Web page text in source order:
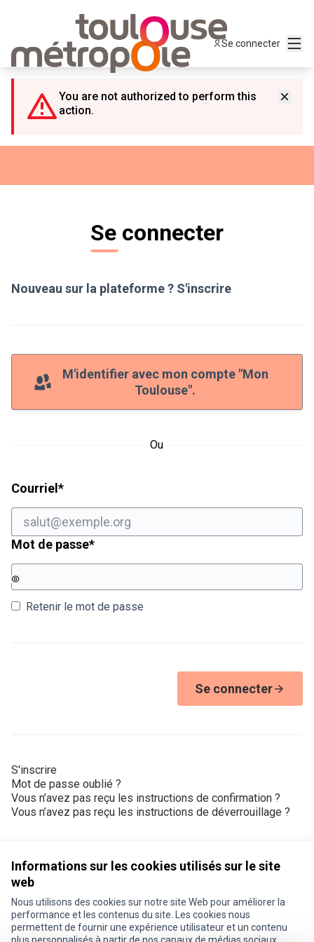
Informations sur les cookies utilisés sur le site
web
Nous utilisons des cookies sur notre site Web pour améliorer la
performance et les contenus du site. Les cookies nous
permettent de fournir une expérience utilisateur et un contenu
Se connecter
You are not authorized to perform this
action.
Se connecter
Nouveau sur la plateforme ? S'inscrire
M'identifier avec mon compte "Mon
Toulouse".
Ou
Courriel *Champ obligatoire
Mot de passe*Champ obligatoire
Retenir le mot de passe
Se connecter
S'inscrire
Mot de passe oublié ?
Vous n’avez pas reçu les instructions de confirmation ?
Vous n’avez pas reçu les instructions de déverrouillage ?
Conditions d'utilisation
Paramètres des cookies
Je participe ! sur X
Je participe ! sur Facebook
Je participe ! sur Instagram